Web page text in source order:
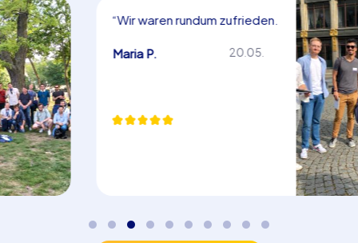
“Wir waren rundum zufrieden.
Herzlichen Dank!”
Maria P.
20.05.